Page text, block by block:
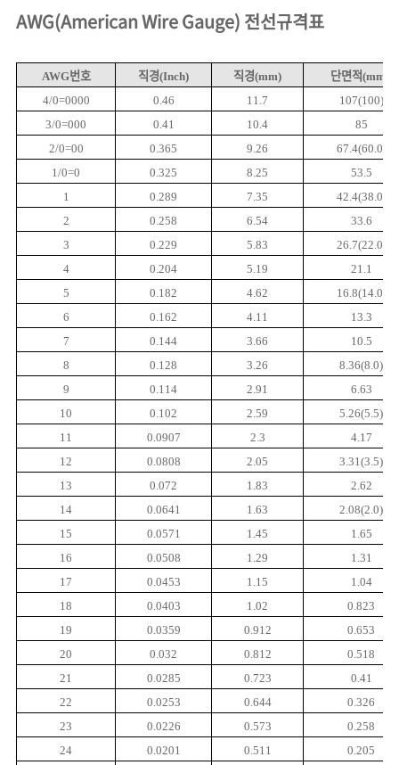
AWG(American Wire Gauge) 전선규격표
AWG번호 직경(Inch) 직경(mm) 단면적(mm²)
4/0=0000
0.46 11.7
107(100)
3/0=000
0.41 10.4
85
2/0=00
0.365 9.26
67.4(60.0)
1/0=0
0.325 8.25
53.5
1
0.289 7.35
42.4(38.0)
2
0.258 6.54
33.6
3
0.229 5.83
26.7(22.0)
4
0.204 5.19
21.1
5
0.182 4.62
16.8(14.0)
6
0.162 4.11
13.3
7
0.144 3.66
10.5
8
0.128 3.26
8.36(8.0)
9
0.114 2.91
6.63
10
0.102 2.59
5.26(5.5)
11
0.0907 2.3
4.17
12
0.0808 2.05
3.31(3.5)
13
0.072 1.83
2.62
14
0.0641 1.63
2.08(2.0)
15
0.0571 1.45
1.65
16
0.0508 1.29
1.31
17
0.0453 1.15
1.04
18
0.0403 1.02
0.823
19
0.0359 0.912
0.653
20
0.032 0.812
0.518
21
0.0285 0.723
0.41
22
0.0253 0.644
0.326
23
0.0226 0.573
0.258
24
0.0201 0.511
0.205